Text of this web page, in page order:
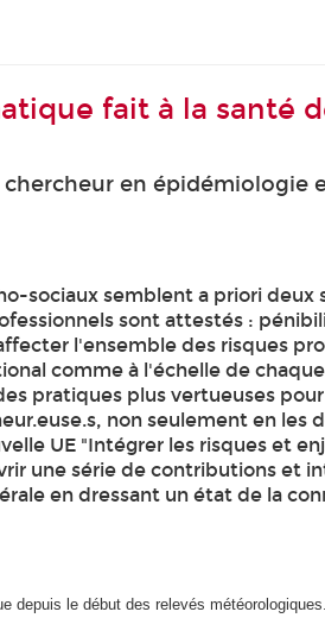
fait à la santé
en
sociaux semblent a priori
sont attestés :
l'ensemble des risques
comme à l'échelle de
pratiques plus vertueuses
non seulement en
UE "Intégrer les risques et
une série de contributions et
en dressant un état de la
depuis le début des relevés